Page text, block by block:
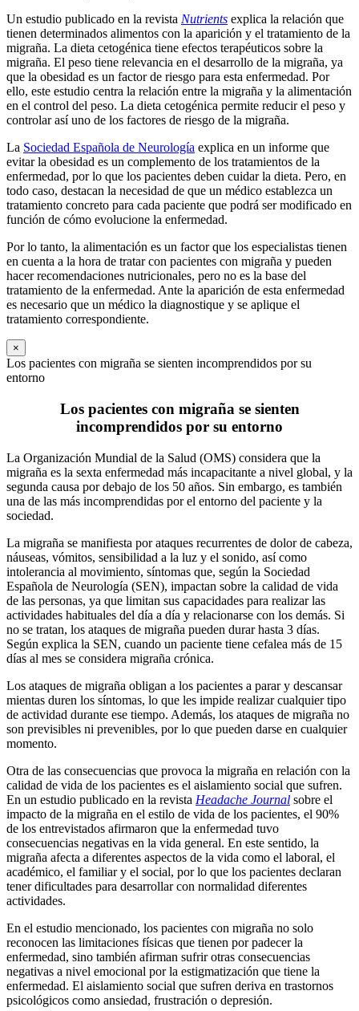
Un estudio publicado en la revista Nutrients explica la relación que
tienen determinados alimentos con la aparición y el tratamiento de la
migraña. La dieta cetogénica tiene efectos terapéuticos sobre la
migraña. El peso tiene relevancia en el desarrollo de la migraña, ya
que la obesidad es un factor de riesgo para esta enfermedad. Por
ello, este estudio centra la relación entre la migraña y la alimentación
en el control del peso. La dieta cetogénica permite reducir el peso y
controlar así uno de los factores de riesgo de la migraña.
La Sociedad Española de Neurología explica en un informe que
evitar la obesidad es un complemento de los tratamientos de la
enfermedad, por lo que los pacientes deben cuidar la dieta. Pero, en
todo caso, destacan la necesidad de que un médico establezca un
tratamiento concreto para cada paciente que podrá ser modificado en
función de cómo evolucione la enfermedad.
Por lo tanto, la alimentación es un factor que los especialistas tienen
en cuenta a la hora de tratar con pacientes con migraña y pueden
hacer recomendaciones nutricionales, pero no es la base del
tratamiento de la enfermedad. Ante la aparición de esta enfermedad
es necesario que un médico la diagnostique y se aplique el
tratamiento correspondiente.
×
Los pacientes con migraña se sienten incomprendidos por su
entorno
Los pacientes con migraña se sienten
incomprendidos por su entorno
La Organización Mundial de la Salud (OMS) considera que la
migraña es la sexta enfermedad más incapacitante a nivel global, y la
segunda causa por debajo de los 50 años. Sin embargo, es también
una de las más incomprendidas por el entorno del paciente y la
sociedad.
La migraña se manifiesta por ataques recurrentes de dolor de cabeza,
náuseas, vómitos, sensibilidad a la luz y el sonido, así como
intolerancia al movimiento, síntomas que, según la Sociedad
Española de Neurología (SEN), impactan sobre la calidad de vida
de las personas, ya que limitan sus capacidades para realizar las
actividades habituales del día a día y relacionarse con los demás. Si
no se tratan, los ataques de migraña pueden durar hasta 3 días.
Según explica la SEN, cuando un paciente tiene cefalea más de 15
días al mes se considera migraña crónica.
Los ataques de migraña obligan a los pacientes a parar y descansar
mientas duren los síntomas, lo que les impide realizar cualquier tipo
de actividad durante ese tiempo. Además, los ataques de migraña no
son previsibles ni prevenibles, por lo que pueden darse en cualquier
momento.
Otra de las consecuencias que provoca la migraña en relación con la
calidad de vida de los pacientes es el aislamiento social que sufren.
En un estudio publicado en la revista Headache Journal sobre el
impacto de la migraña en el estilo de vida de los pacientes, el 90%
de los entrevistados afirmaron que la enfermedad tuvo
consecuencias negativas en la vida general. En este sentido, la
migraña afecta a diferentes aspectos de la vida como el laboral, el
académico, el familiar y el social, por lo que los pacientes declaran
tener dificultades para desarrollar con normalidad diferentes
actividades.
En el estudio mencionado, los pacientes con migraña no solo
reconocen las limitaciones físicas que tienen por padecer la
enfermedad, sino también afirman sufrir otras consecuencias
negativas a nivel emocional por la estigmatización que tiene la
enfermedad. El aislamiento social que sufren deriva en trastornos
psicológicos como ansiedad, frustración o depresión.